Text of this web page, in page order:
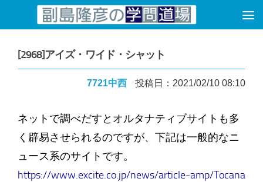
コンテンツへスキップ
[2968]アイズ・ワイド・シャット
7721中西 投稿日：2021/02/10 08:10
ネットで調べだすとオルタナティブサイトも多
く辟易させられるのですが、下記は一般的なニ
ュース系のサイトです。
https://www.excite.co.jp/news/article-amp/Tocana